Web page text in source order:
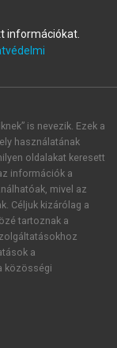
fiókot.
információkat.
is nevezik. Ezek a
használatának
oldalakat keresett
információk a
mivel az
Céljuk kizárólag a
tartoznak a
a
közösségi